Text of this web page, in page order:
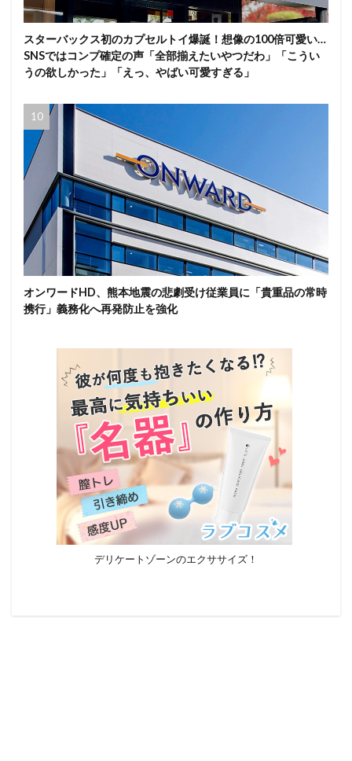
スターバックス初のカプセルトイ爆誕！想像の100倍可愛い…
SNSではコンプ確定の声「全部揃えたいやつだわ」「こうい
うの欲しかった」「えっ、やばい可愛すぎる」
オンワードHD、熊本地震の悲劇受け従業員に「貴重品の常時
携行」義務化へ再発防止を強化
デリケートゾーンのエクササイズ！